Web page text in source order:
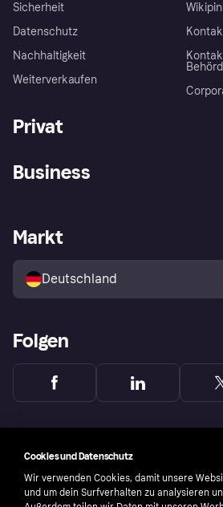
Sicherheit
Datenschutz
Nachhaltigkeit
Weiterverkaufen
Privat
Klarna App
Shops entdecken
Käuferschutzrichtlinie
Dein
Business
Händlerportal
Markt
Deutschland
Folgen
Cookies und Datenschutz
Wir verwenden Cookies, damit unsere
und um dein Surfverhalten zu analysieren